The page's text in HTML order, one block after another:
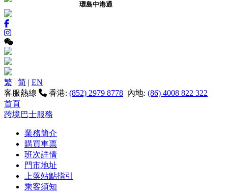
環島中港通
繁 | 简 | EN
客服熱線
香港: (852) 2979 8778 內地: (86) 4008 822 322
首頁
跨境巴士服務
業務簡介
購買車票
班次詳情
門市地址
上落站點指引
乘客須知